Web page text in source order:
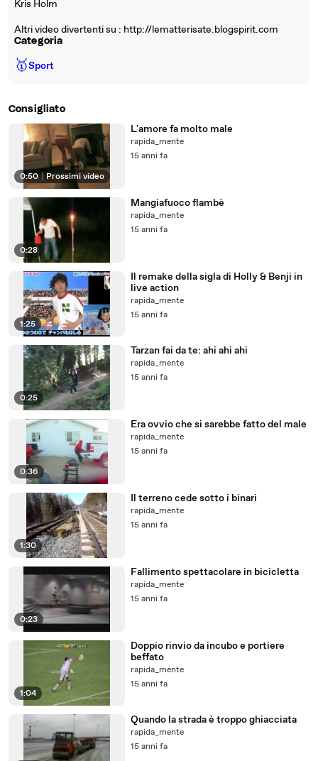
Kris Holm
Altri video divertenti su : http://lematterisate.blogspirit.com
Categoria
🥇Sport
Consigliato
0:50 | Prossimi video
L'amore fa molto male
rapida_mente
15 anni fa
0:28
Mangiafuoco flambè
rapida_mente
15 anni fa
1:25
Il remake della sigla di Holly & Benji in
live action
rapida_mente
15 anni fa
0:25
Tarzan fai da te: ahi ahi ahi
rapida_mente
15 anni fa
0:36
Era ovvio che si sarebbe fatto del male
rapida_mente
15 anni fa
1:30
Il terreno cede sotto i binari
rapida_mente
15 anni fa
0:23
Fallimento spettacolare in bicicletta
rapida_mente
15 anni fa
1:04
Doppio rinvio da incubo e portiere
beffato
rapida_mente
15 anni fa
Quando la strada è troppo ghiacciata
rapida_mente
15 anni fa